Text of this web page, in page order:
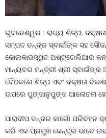
ଭୁବନେଶ୍ୱର : ରାଜ୍ୟ ଶିଳ୍ପ,
ସମ୍ପଦ ଚନ୍ଦ୍ର ସ୍ବାଇଁଙ୍କ ସହ
କୋଲକାତାସ୍ଥିତ ଅଷ୍ଟ୍ରେଲିଆର
ମାନ୍ୟବର ମନ୍ତ୍ରୀ ଶ୍ରୀ ସ୍ବାଇଁଙ୍କ
ବୈଠକରେ ଶିଳ୍ପ ଏବଂ ଦକ୍ଷତା
ଉପରେ ପୁଙ୍ଖାନୁପୁଙ୍ଖ ଆଲୋଚନା
ପାରାଦୀପ ବନ୍ଦର କାର୍ଗୋ ପରିବହନ
କରି ଏକ ପ୍ରମୁଖ କେନ୍ଦ୍ର ଭାବେ